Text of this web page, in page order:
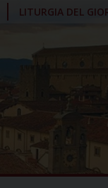
LITURGIA DEL